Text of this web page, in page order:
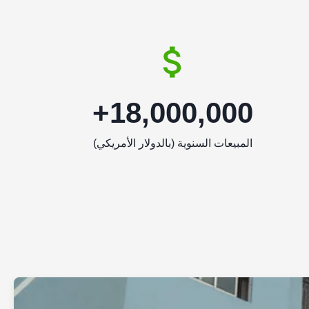
18,000,000+
المبيعات السنوية (بالدولار الأمريكي)